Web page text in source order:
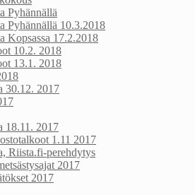
Pyhännällä
Pyhännällä 10.3.2018
Kopsassa 17.2.2018
10.2. 2018
13.1. 2018
30.12. 2017
18.11. 2017
1.11 2017
Riista.fi-perehdytys
2017
2017